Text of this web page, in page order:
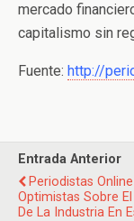
mercado
capitalismo sin
Fuente: http://
Entrada Anterior
Periodistas Online
Optimistas Sobre
De La Industria En